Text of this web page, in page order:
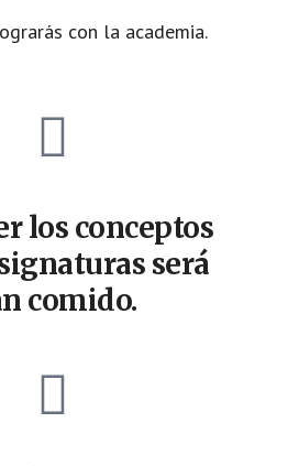
con la academia.
los conceptos
será
comido.